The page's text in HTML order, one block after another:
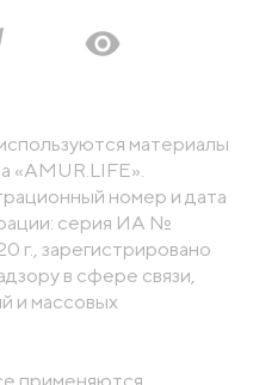
материалы
«AMUR.LIFE».
номер и дата
серия ИА №
зарегистрировано
в сфере связи,
и массовых
применяются